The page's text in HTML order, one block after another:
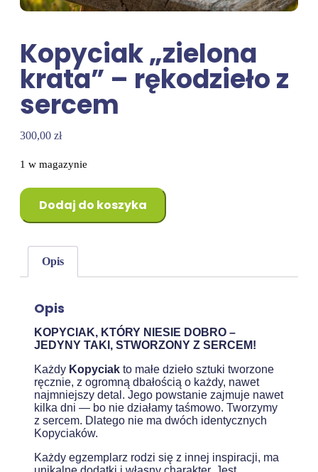
Kopyciak „zielona
krata” – rękodzieło z
sercem
300,00 zł
1 w magazynie
Dodaj do koszyka
Opis
Opis
KOPYCIAK, KTÓRY NIESIE DOBRO –
JEDYNY TAKI, STWORZONY Z SERCEM!
Każdy Kopyciak to małe dzieło sztuki tworzone
ręcznie, z ogromną dbałością o każdy, nawet
najmniejszy detal. Jego powstanie zajmuje nawet
kilka dni — bo nie działamy taśmowo. Tworzymy
z sercem. Dlatego nie ma dwóch identycznych
Kopyciaków.
Każdy egzemplarz rodzi się z innej inspiracji, ma